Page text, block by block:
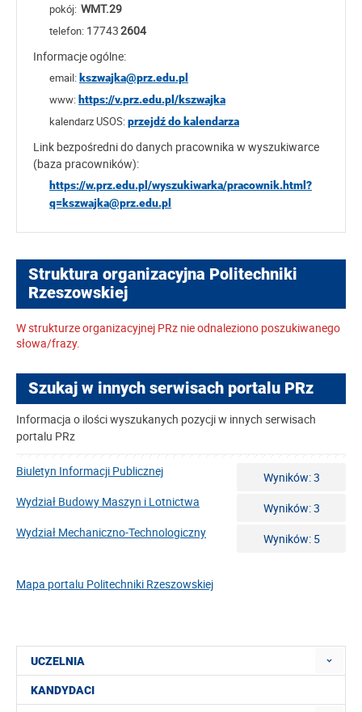
pokój: WMT.29
telefon: 177432604
Informacje ogólne:
email: kszwajka@prz.edu.pl
www: https://v.prz.edu.pl/kszwajka
kalendarz USOS:przejdź do kalendarza
Link bezpośredni do danych pracownika w wyszukiwarce
(baza pracowników):
https://w.prz.edu.pl/wyszukiwarka/pracownik.html?
q=kszwajka@prz.edu.pl
Struktura organizacyjna Politechniki
Rzeszowskiej
W strukturze organizacyjnej PRz nie odnaleziono poszukiwanego
słowa/frazy.
Szukaj w innych serwisach portalu PRz
Informacja o ilości wyszukanych pozycji w innych serwisach
portalu PRz
Biuletyn Informacji Publicznej
Wyników: 3
Wydział Budowy Maszyn i Lotnictwa
Wyników: 3
Wydział Mechaniczno-Technologiczny
Wyników: 5
Mapa portalu Politechniki Rzeszowskiej
UCZELNIA
KANDYDACI